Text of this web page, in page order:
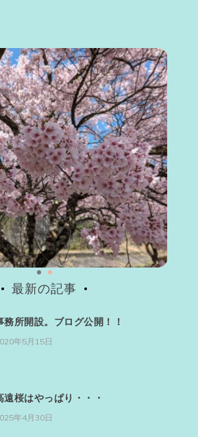
最新の記事
務所開設。ブログ公開！！
年5月15日
遠桜はやっぱり・・・
年4月30日